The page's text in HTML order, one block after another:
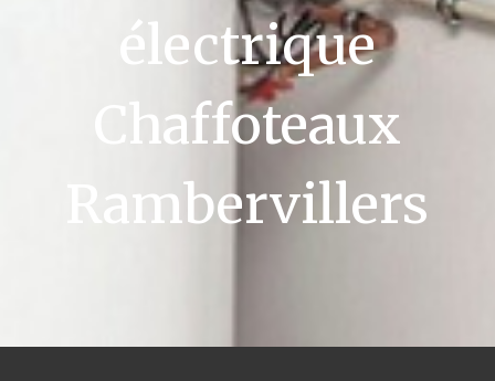
électrique
Chaffoteaux
Rambervillers